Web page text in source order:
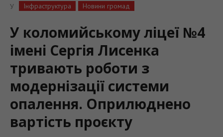
У
Інфраструктура Новини громад
У коломийському ліцеї №4
імені Сергія Лисенка
тривають роботи з
модернізації системи
опалення. Оприлюднено
вартість проєкту